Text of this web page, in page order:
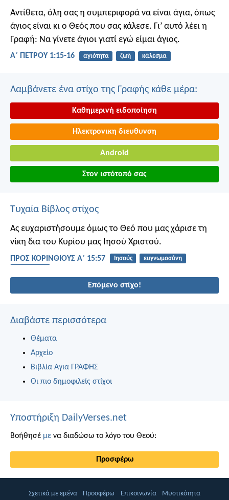
Αντίθετα, όλη σας η συμπεριφορά να είναι άγια, όπως
άγιος είναι κι ο Θεός που σας κάλεσε. Γι’ αυτό λέει η
Γραφή: Να γίνετε άγιοι γιατί εγώ είμαι άγιος.
Α΄ ΠΕΤΡΟΥ 1:15-16 αγιότητα ζωή κάλεσμα
Λαμβάνετε ένα στίχο της Γραφής κάθε μέρα:
Καθημερινή ειδοποίηση
Ηλεκτρονικη διευθυνση
Android
Στον ιστότοπό σας
Τυχαία Βίβλος στίχος
Ας ευχαριστήσουμε όμως το Θεό που μας χάρισε τη
νίκη δια του Κυρίου μας Ιησού Χριστού.
ΠΡΟΣ ΚΟΡΙΝΘΙΟΥΣ Α΄ 15:57 Ιησούς
ευγνωμοσύνη
Επόμενο στίχο!
Διαβάστε περισσότερα
Θέματα
Αρχείο
Βιβλία Αγια ΓΡΑΦΗΣ
Οι πιο δημοφιλείς στίχοι
Υποστήριξη DailyVerses.net
Βοήθησέ με να διαδώσω το λόγο του Θεού:
Προσφέρω
Σχετικά με εμένα Προσφέρω Επικοινωνία Μυστικότητα